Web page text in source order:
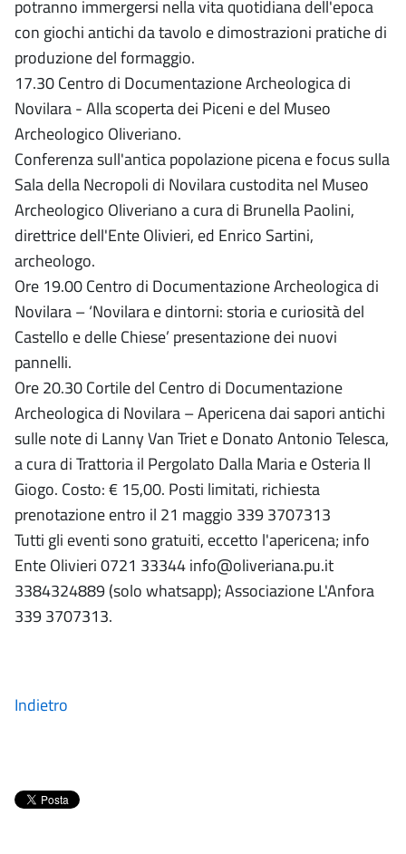
potranno immergersi nella vita quotidiana dell'epoca
con giochi antichi da tavolo e dimostrazioni pratiche di
produzione del formaggio.
17.30 Centro di Documentazione Archeologica di
Novilara - Alla scoperta dei Piceni e del Museo
Archeologico Oliveriano.
Conferenza sull'antica popolazione picena e focus sulla
Sala della Necropoli di Novilara custodita nel Museo
Archeologico Oliveriano a cura di Brunella Paolini,
direttrice dell'Ente Olivieri, ed Enrico Sartini,
archeologo.
Ore 19.00 Centro di Documentazione Archeologica di
Novilara – ‘Novilara e dintorni: storia e curiosità del
Castello e delle Chiese’ presentazione dei nuovi
pannelli.
Ore 20.30 Cortile del Centro di Documentazione
Archeologica di Novilara – Apericena dai sapori antichi
sulle note di Lanny Van Triet e Donato Antonio Telesca,
a cura di Trattoria il Pergolato Dalla Maria e Osteria Il
Giogo. Costo: € 15,00. Posti limitati, richiesta
prenotazione entro il 21 maggio 339 3707313
Tutti gli eventi sono gratuiti, eccetto l'apericena; info
Ente Olivieri 0721 33344 info@oliveriana.pu.it
3384324889 (solo whatsapp); Associazione L'Anfora
339 3707313.
Indietro